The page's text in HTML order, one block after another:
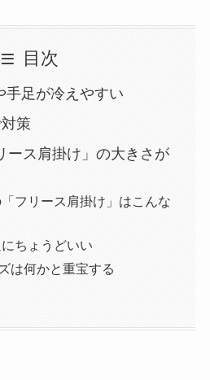
目次
手足が冷えやすい
策
ース肩掛け」の大きさが
フリース肩掛け」はこんな
ちょうどいい
は何かと重宝する